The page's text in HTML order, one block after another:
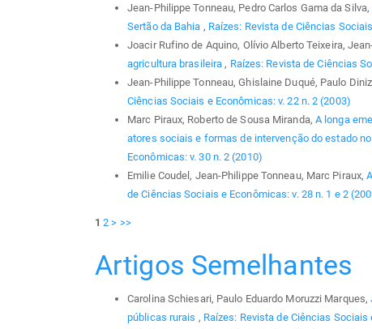
Jean-Philippe Tonneau, Pedro Carlos Gama da Silva,
Sertão da Bahia , Raízes: Revista de Ciências
Joacir Rufino de Aquino, Olívio Alberto Teixeira,
agricultura brasileira, Raízes: Revista de Ciências
Jean-Philippe Tonneau, Ghislaine Duqué, Paulo
Ciências Sociais e Econômicas: v. 22 n. 2 (2003)
Marc Piraux, Roberto de Sousa Miranda, A longa
atores sociais e formas de intervenção do estado
Econômicas: v. 30 n. 2 (2010)
Emilie Coudel, Jean-Philippe Tonneau, Marc Piraux,
de Ciências Sociais e Econômicas: v. 28 n. 1 e 2
1 2 > >>
Artigos Semelhantes
Carolina Schiesari, Paulo Eduardo Moruzzi Marques,
públicas rurais , Raízes: Revista de Ciências Sociais